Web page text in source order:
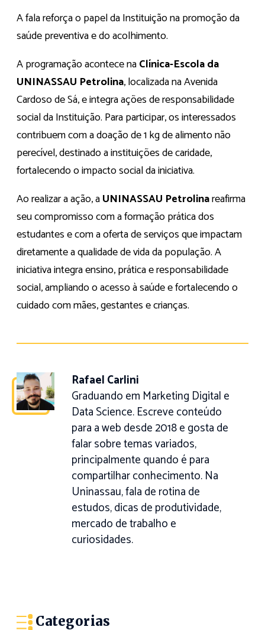
A fala reforça o papel da Instituição na promoção da
saúde preventiva e do acolhimento.
A programação acontece naClínica-Escola da
UNINASSAU Petrolina, localizada na Avenida
Cardoso de Sá, e integra ações de responsabilidade
social da Instituição. Para participar, os interessados
contribuem com a doação de 1 kg de alimento não
perecível, destinado a instituições de caridade,
fortalecendo o impacto social da iniciativa.
Ao realizar a ação, aUNINASSAU Petrolinareafirma
seu compromisso com a formação prática dos
estudantes e com a oferta de serviços que impactam
diretamente a qualidade de vida da população. A
iniciativa integra ensino, prática e responsabilidade
social, ampliando o acesso à saúde e fortalecendo o
cuidado com mães, gestantes e crianças.
Rafael Carlini
Graduando em Marketing Digital e
Data Science. Escreve conteúdo
para a web desde 2018 e gosta de
falar sobre temas variados,
principalmente quando é para
compartilhar conhecimento. Na
Uninassau, fala de rotina de
estudos, dicas de produtividade,
mercado de trabalho e
curiosidades.
Categorias